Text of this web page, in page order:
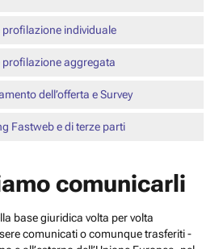
profilazione individuale
profilazione aggregata
dell’offerta e Survey
Fastweb e di terze parti
comunicarli
base giuridica volta per volta
comunicati o comunque trasferiti -